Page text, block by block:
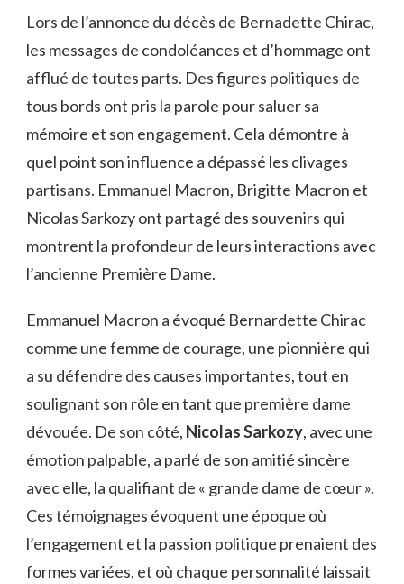
Lors de l’annonce du décès de Bernadette Chirac,
les messages de condoléances et d’hommage ont
afflué de toutes parts. Des figures politiques de
tous bords ont pris la parole pour saluer sa
mémoire et son engagement. Cela démontre à
quel point son influence a dépassé les clivages
partisans. Emmanuel Macron, Brigitte Macron et
Nicolas Sarkozy ont partagé des souvenirs qui
montrent la profondeur de leurs interactions avec
l’ancienne Première Dame.
Emmanuel Macron a évoqué Bernardette Chirac
comme une femme de courage, une pionnière qui
a su défendre des causes importantes, tout en
soulignant son rôle en tant que première dame
dévouée. De son côté, Nicolas Sarkozy, avec une
émotion palpable, a parlé de son amitié sincère
avec elle, la qualifiant de « grande dame de cœur ».
Ces témoignages évoquent une époque où
l’engagement et la passion politique prenaient des
formes variées, et où chaque personnalité laissait